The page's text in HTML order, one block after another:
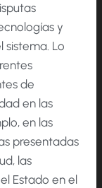
y
sistema. Lo
de
en las
en las
presentadas
las
Estado en el